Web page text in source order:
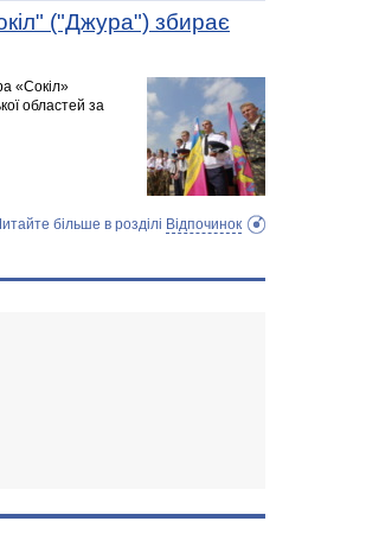
("Джура") збирає
«Сокіл»
областей за
більше в розділі Відпочинок